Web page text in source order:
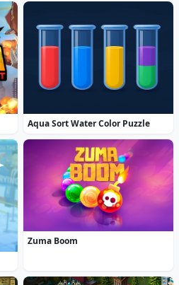
Aqua Sort Water Color Puzzle
Zuma Boom